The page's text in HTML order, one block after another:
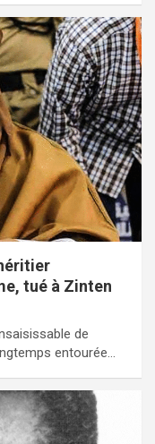
tué à Zinten
de
entourée…